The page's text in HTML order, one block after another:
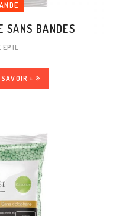
SANS BANDES
EPIL
+